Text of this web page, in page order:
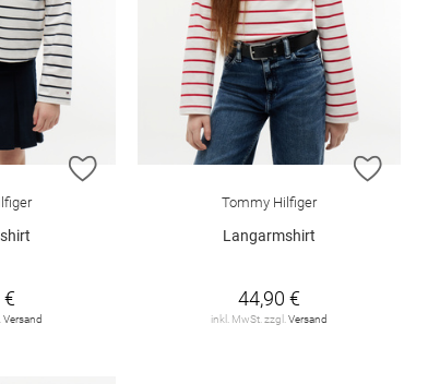
ZUR WUNSCHLISTE HINZUFÜGEN
€
Versand
ZUR
Tommy Hilfiger
Langarmshirt
44,90 €
inkl. MwSt. zzgl.Versand